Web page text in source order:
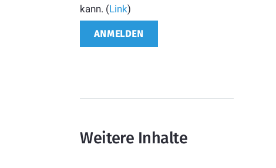
kann. (Link)
Weitere Inhalte